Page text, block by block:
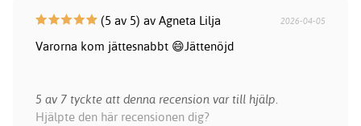
(5 av 5) av Agneta Lilja 2026-04-05
Varorna kom jättesnabbt 😄Jättenöjd
5 av 7 tyckte att denna recension var till hjälp.
Hjälpte den här recensionen dig?